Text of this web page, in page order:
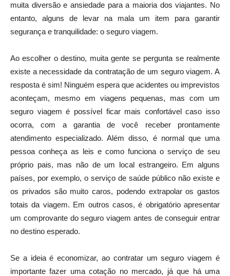
muita diversão e ansiedade para a maioria dos viajantes. No
entanto, alguns de levar na mala um item para garantir
segurança e tranquilidade: o seguro viagem.
Ao escolher o destino, muita gente se pergunta se realmente
existe a necessidade da contratação de um seguro viagem. A
resposta é sim! Ninguém espera que acidentes ou imprevistos
aconteçam, mesmo em viagens pequenas, mas com um
seguro viagem é possível ficar mais confortável caso isso
ocorra, com a garantia de você receber prontamente
atendimento especializado. Além disso, é normal que uma
pessoa conheça as leis e como funciona o serviço de seu
próprio pais, mas não de um local estrangeiro. Em alguns
países, por exemplo, o serviço de saúde público não existe e
os privados são muito caros, podendo extrapolar os gastos
totais da viagem. Em outros casos, é obrigatório apresentar
um comprovante do seguro viagem antes de conseguir entrar
no destino esperado.
Se a ideia é economizar, ao contratar um seguro viagem é
importante fazer uma cotação no mercado, já que há uma